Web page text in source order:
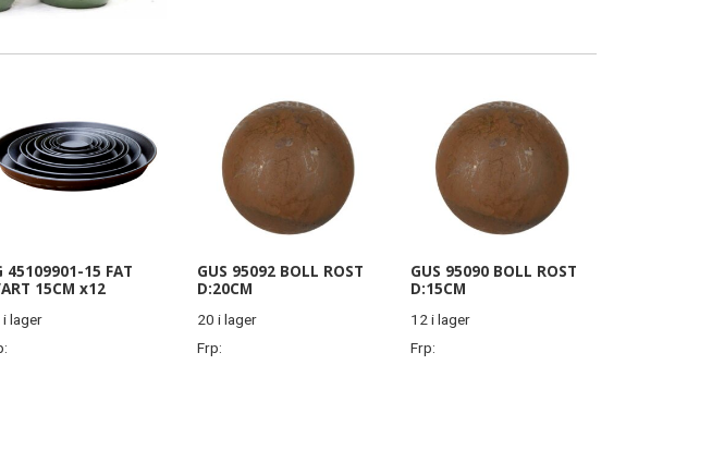
45109901-15 FAT
15CM x12
i lager
GUS 95092 BOLL ROST
D:20CM
20 i lager
Frp:
GUS 95090 BOLL ROST
D:15CM
12 i lager
Frp: